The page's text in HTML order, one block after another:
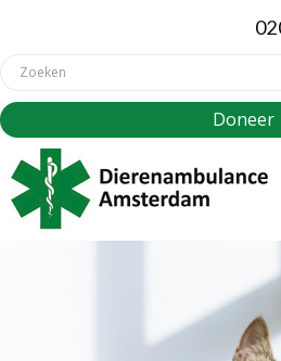
Doneer